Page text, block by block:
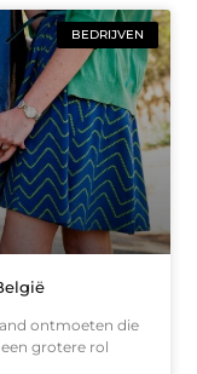
BEDRIJVEN
ontmoeten die
grotere rol